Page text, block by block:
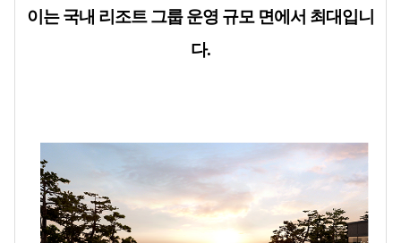
이는 국내 리조트 그룹 운영 규모 면에서 최대입니
다.